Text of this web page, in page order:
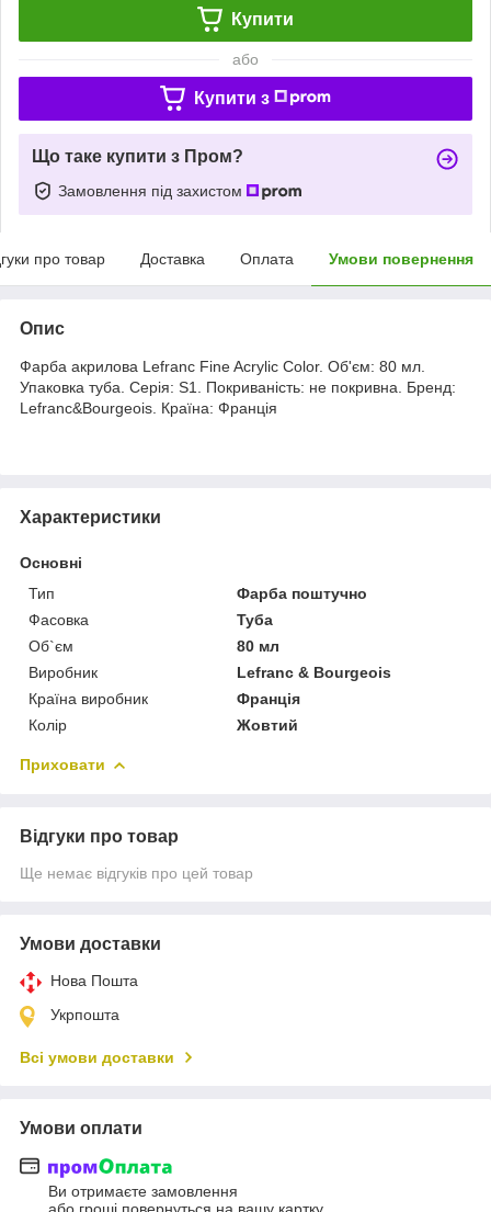
Купити
або
Купити з
Що таке купити з Пром?
Замовлення під захистом
про товар Доставка Оплата Умови повернення
Опис
Фарба акрилова Lefranc Fine Acrylic Color. Об'єм: 80 мл.
Упаковка туба. Серія: S1. Покриваність: не покривна. Бренд:
Lefranc&Bourgeois. Країна: Франція
Характеристики
Основні
Тип
Фарба поштучно
Фасовка
Туба
Об`єм
80 мл
Виробник
Lefranc & Bourgeois
Країна виробник
Франція
Колір
Жовтий
Приховати
Відгуки про товар
Ще немає відгуків про цей товар
Умови доставки
Нова Пошта
Укрпошта
Всі умови доставки
Умови оплати
Ви отримаєте замовлення